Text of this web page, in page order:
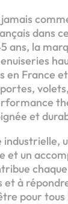
jamais
dans
ans, la
en France
et
industrielle,
et un
à
pour tous